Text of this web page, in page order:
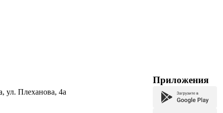
ул. Плеханова, 4а
Приложения